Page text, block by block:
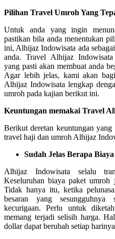
Pilihan Travel Umroh Yang
Untuk anda yang ingin
pastikan bila anda menentukan
ini, Alhijaz Indowisata ada
anda. Travel Alhijaz
yang pasti akan membuat anda
Agar lebih jelas, kami akan
Alhijaz Indowisata lengkap
umroh pada kajian berikut ini.
Keuntungan memakai Travel
Berikut deretan keuntungan
travel haji dan umroh Alhijaz
Sudah Jelas Berapa
Alhijaz Indowisata selalu
Keseluruhan biaya paket umroh
Tidak hanya itu, ketika
besaran yang sesungguhnya
kecurigaan. Perlu untuk
memang terjadi selisih harga.
dollar dapat berubah setiap